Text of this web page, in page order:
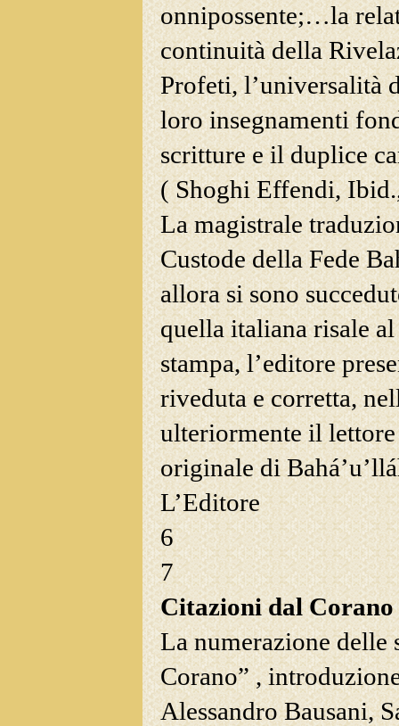
onnipossente;…la
continuità della
Profeti, l’universalità
loro insegnamenti
scritture e il duplice
( Shoghi Effendi,
La magistrale
Custode della Fede
allora si sono
quella italiana risale
stampa, l’editore
riveduta e corretta,
ulteriormente il lettore
originale di
L’Editore
6
7
Citazioni dal Corano
La numerazione delle
Corano” ,
Alessandro Bausani,